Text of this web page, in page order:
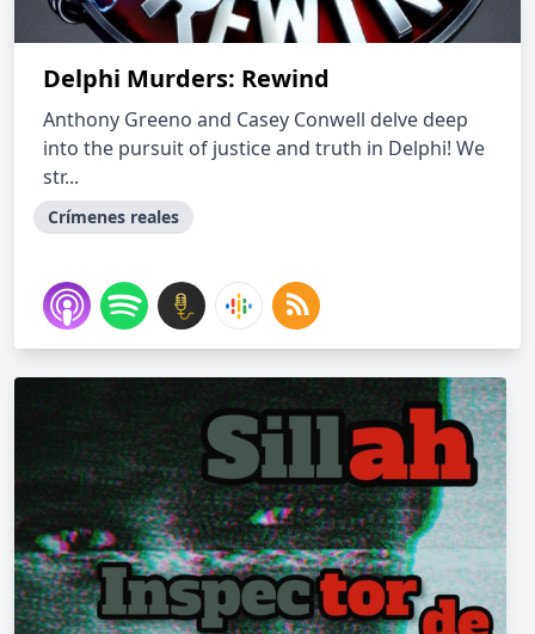
Delphi Murders: Rewind
Anthony Greeno and Casey Conwell delve deep
into the pursuit of justice and truth in Delphi! We
str...
Crímenes reales